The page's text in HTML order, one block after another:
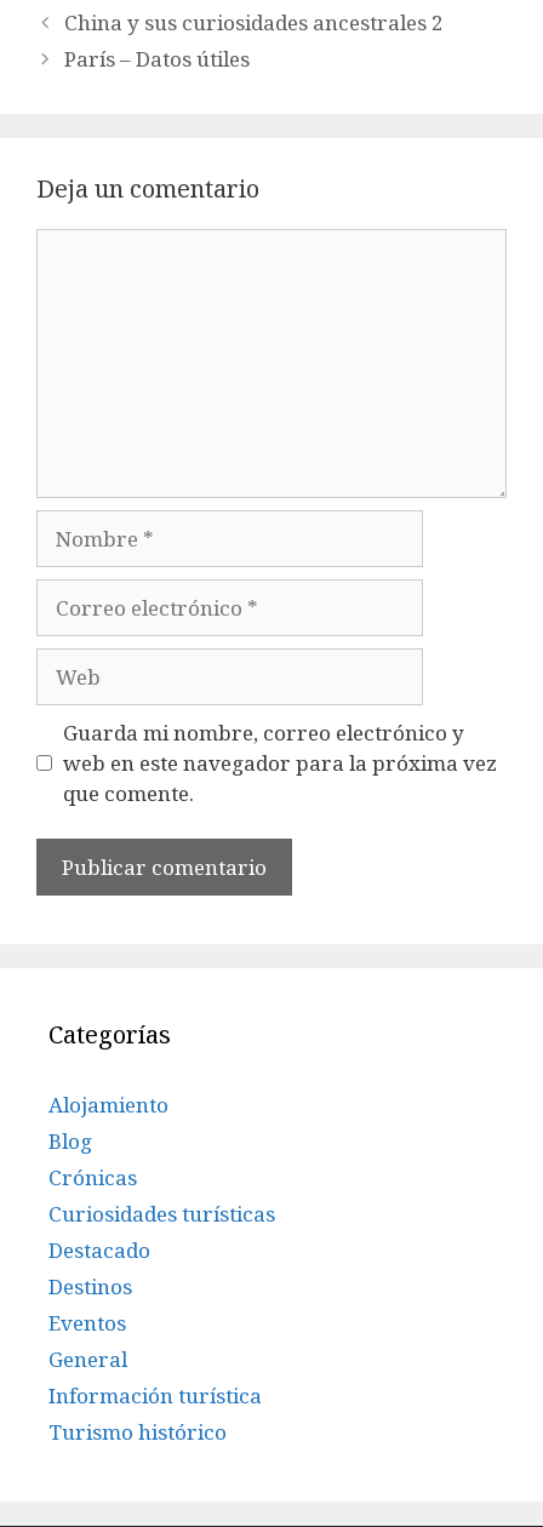
China y sus curiosidades ancestrales 2
París – Datos útiles
Deja un comentario
Nombre
electrónico
Guarda mi nombre, correo electrónico y
web en este navegador para la próxima vez
que comente.
Categorías
Alojamiento
Blog
Crónicas
Curiosidades turísticas
Destacado
Destinos
Eventos
General
Información turística
Turismo histórico